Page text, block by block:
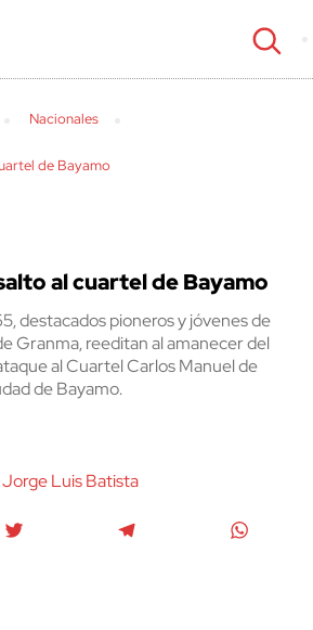
Nacionales
de Bayamo
al cuartel de Bayamo
destacados pioneros y jóvenes de
Granma, reeditan al amanecer del
al Cuartel Carlos Manuel de
de Bayamo.
Jorge Luis Batista